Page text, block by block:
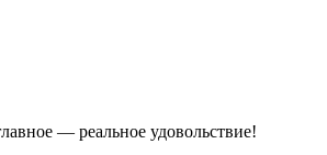
— реальное удовольствие!